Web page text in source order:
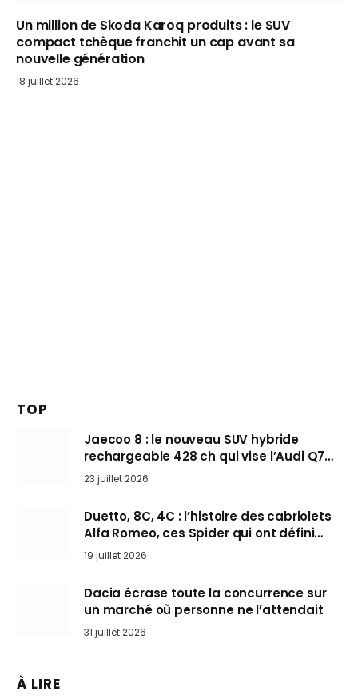
Un million de Skoda Karoq produits : le SUV
compact tchèque franchit un cap avant sa
nouvelle génération
18 juillet 2026
TOP
Jaecoo 8 : le nouveau SUV hybride
rechargeable 428 ch qui vise l’Audi Q7
arrive en Europe cet automne
23 juillet 2026
Duetto, 8C, 4C : l’histoire des cabriolets
Alfa Romeo, ces Spider qui ont défini
l’art de rouler cheveux au vent
19 juillet 2026
Dacia écrase toute la concurrence sur
un marché où personne ne l’attendait
31 juillet 2026
À LIRE